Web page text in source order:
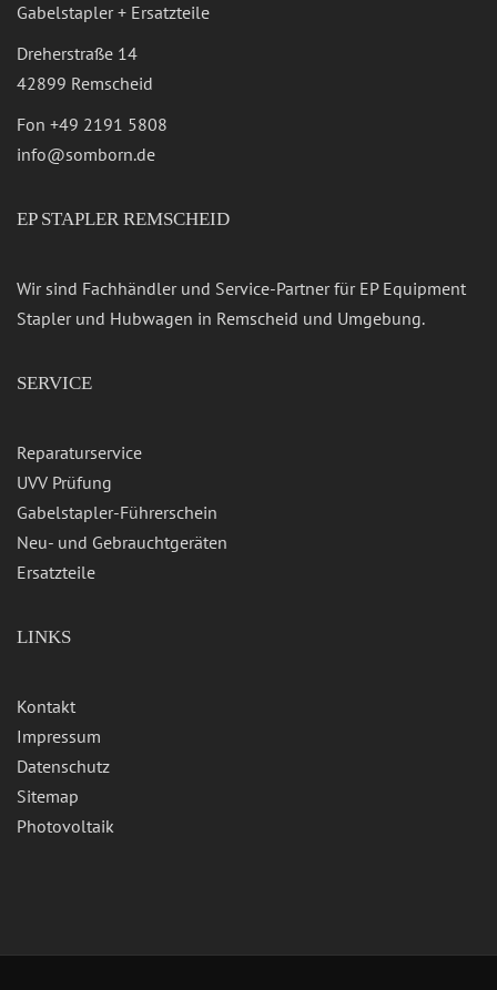
Gabelstapler + Ersatzteile
Dreherstraße 14
42899 Remscheid
Fon +49 2191 5808
info@somborn.de
EP STAPLER REMSCHEID
Wir sind Fachhändler und Service-Partner für EP Equipment
Stapler und Hubwagen in Remscheid und Umgebung.
SERVICE
Reparaturservice
UVV Prüfung
Gabelstapler-Führerschein
Neu- und Gebrauchtgeräten
Ersatzteile
LINKS
Kontakt
Impressum
Datenschutz
Sitemap
Photovoltaik